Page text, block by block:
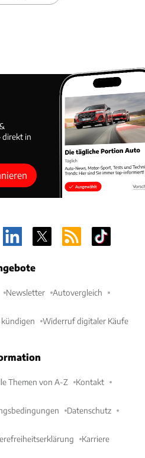
direkt in
Newsletter Autovergleich
kündigen Widerruf digitaler Käufe
Themen von A-Z Kontakt
Datenschutz
Karriere